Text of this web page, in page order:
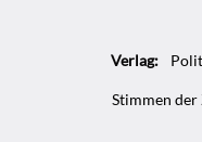
Verlag:
Stimmen der